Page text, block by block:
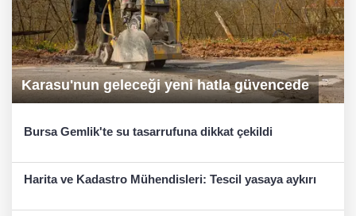
Karasu'nun geleceği yeni hatla güvencede
Bursa Gemlik'te su tasarrufuna dikkat çekildi
Harita ve Kadastro Mühendisleri: Tescil yasaya aykırı